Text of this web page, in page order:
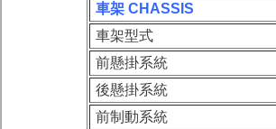
車架 CHASSIS
車架型式
前懸掛系統
後懸掛系統
前制動系統